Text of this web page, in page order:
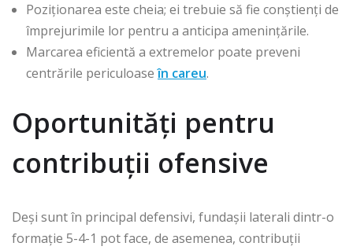
Poziționarea este cheia; ei trebuie să fie conștienți de
împrejurimile lor pentru a anticipa amenințările.
Marcarea eficientă a extremelor poate preveni
centrările periculoaseîn careu.
Oportunități pentru
contribuții ofensive
Deși sunt în principal defensivi, fundașii laterali dintr-o
formație 5-4-1 pot face, de asemenea, contribuții